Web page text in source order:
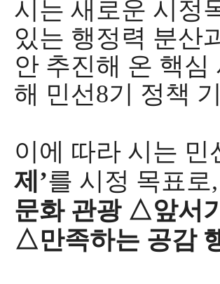
시는 새로운 시정
있는 행정력 분산
안 추진해 온 핵
해 민선8기 정책
이에 따라 시는 민
제 ’를 시정 목표로,
문화 관광 △앞서
△만족하는 공감